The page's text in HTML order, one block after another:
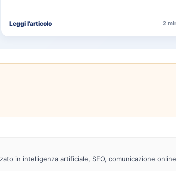
Leggi l'articolo 2
in intelligenza artificiale, SEO, comunicazione